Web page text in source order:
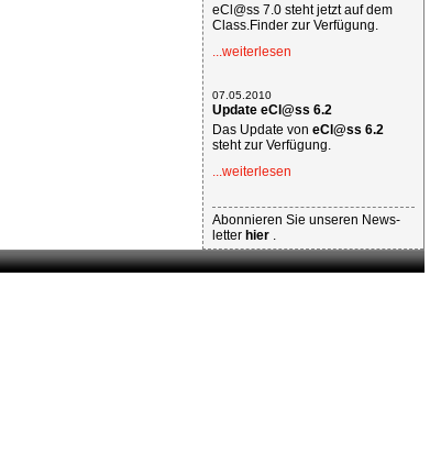
eCl@ss 7.0 steht jetzt auf dem
Class.Finder zur Verfügung.
...weiterlesen
07.05.2010
Update eCl@ss 6.2
Das Update von eCl@ss 6.2
steht zur Verfügung.
...weiterlesen
Abonnieren Sie unseren News-
letter hier .